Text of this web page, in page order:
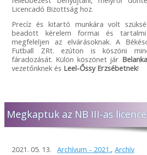
Licencadó Bizottság hoz.
Precíz és kitartó munkára volt
beadott kérelem formai és
megfeleljen az elvárásoknak. A
Futball ZRt. ezúton is köszöni
fáradozását. Külön köszönet jár
vezetőnknek és Leel-Őssy Erzsébetnek!
Megkaptuk az NB III-as
2021. 05. 13. Archívum - 2021., Archív